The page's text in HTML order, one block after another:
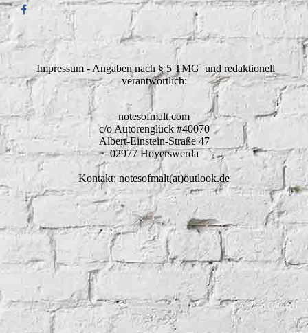
Impressum - Angaben nach § 5 TMG und redaktionell
verantwortlich:
notesofmalt.com
c/o Autorenglück #40070
Albert-Einstein-Straße 47
02977 Hoyerswerda
Kontakt: notesofmalt(at)outlook.de